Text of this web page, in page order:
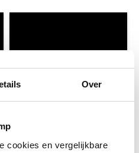
Over
cookies en vergelijkbare